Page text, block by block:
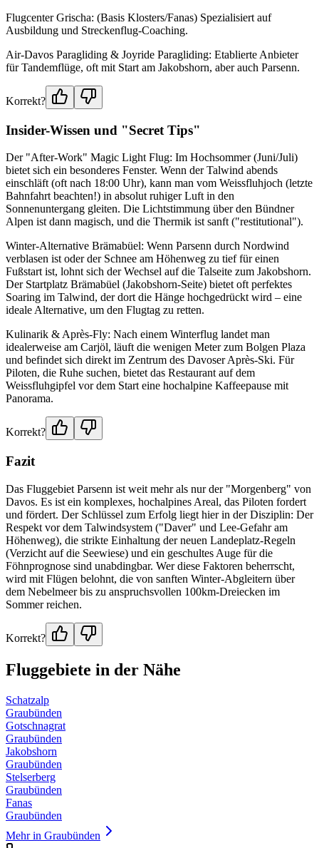
Flugcenter Grischa: (Basis Klosters/Fanas) Spezialisiert auf
Ausbildung und Streckenflug-Coaching.
Air-Davos Paragliding & Joyride Paragliding: Etablierte Anbieter
für Tandemflüge, oft mit Start am Jakobshorn, aber auch Parsenn.
Korrekt?
Insider-Wissen und "Secret Tips"
Der "After-Work" Magic Light Flug: Im Hochsommer (Juni/Juli)
bietet sich ein besonderes Fenster. Wenn der Talwind abends
einschläft (oft nach 18:00 Uhr), kann man vom Weissfluhjoch (letzte
Bahnfahrt beachten!) in absolut ruhiger Luft in den
Sonnenuntergang gleiten. Die Lichtstimmung über den Bündner
Alpen ist dann magisch, und die Thermik ist sanft ("restitutional").
Winter-Alternative Brämabüel: Wenn Parsenn durch Nordwind
verblasen ist oder der Schnee am Höhenweg zu tief für einen
Fußstart ist, lohnt sich der Wechsel auf die Talseite zum Jakobshorn.
Der Startplatz Brämabüel (Jakobshorn-Seite) bietet oft perfektes
Soaring im Talwind, der dort die Hänge hochgedrückt wird – eine
ideale Alternative, um den Flugtag zu retten.
Kulinarik & Après-Fly: Nach einem Winterflug landet man
idealerweise am Carjöl, läuft die wenigen Meter zum Bolgen Plaza
und befindet sich direkt im Zentrum des Davoser Après-Ski. Für
Piloten, die Ruhe suchen, bietet das Restaurant auf dem
Weissfluhgipfel vor dem Start eine hochalpine Kaffeepause mit
Panorama.
Korrekt?
Fazit
Das Fluggebiet Parsenn ist weit mehr als nur der "Morgenberg" von
Davos. Es ist ein komplexes, hochalpines Areal, das Piloten fordert
und fördert. Der Schlüssel zum Erfolg liegt hier in der Disziplin: Der
Respekt vor dem Talwindsystem ("Daver" und Lee-Gefahr am
Höhenweg), die strikte Einhaltung der neuen Landeplatz-Regeln
(Verzicht auf die Seewiese) und ein geschultes Auge für die
Föhnprognose sind unabdingbar. Wer diese Faktoren beherrscht,
wird mit Flügen belohnt, die von sanften Winter-Abgleitern über
dem Nebelmeer bis zu anspruchsvollen 100km-Dreiecken im
Sommer reichen.
Korrekt?
Fluggebiete in der Nähe
Schatzalp
Graubünden
Gotschnagrat
Graubünden
Jakobshorn
Graubünden
Stelserberg
Graubünden
Fanas
Graubünden
Mehr in Graubünden